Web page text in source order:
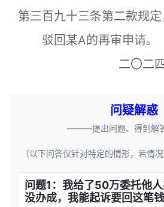
第三百九十三条第二款规定
驳回某A的再审申请。
二〇二四
问疑解惑
———提出问题、得到
（以下问答仅针对特定的情形，若情
问题1：我给了50万委托他
没办成，我能起诉要回这笔钱